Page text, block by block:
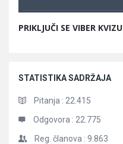
PRIKLJUČI SE VIBER KVIZU
STATISTIKA SADRŽAJA
Pitanja : 22.415
Odgovora : 22.775
Reg. članova : 9.863